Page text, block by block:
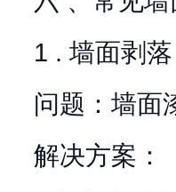
1 . 墙面剥落
问题：墙面
解决方案：